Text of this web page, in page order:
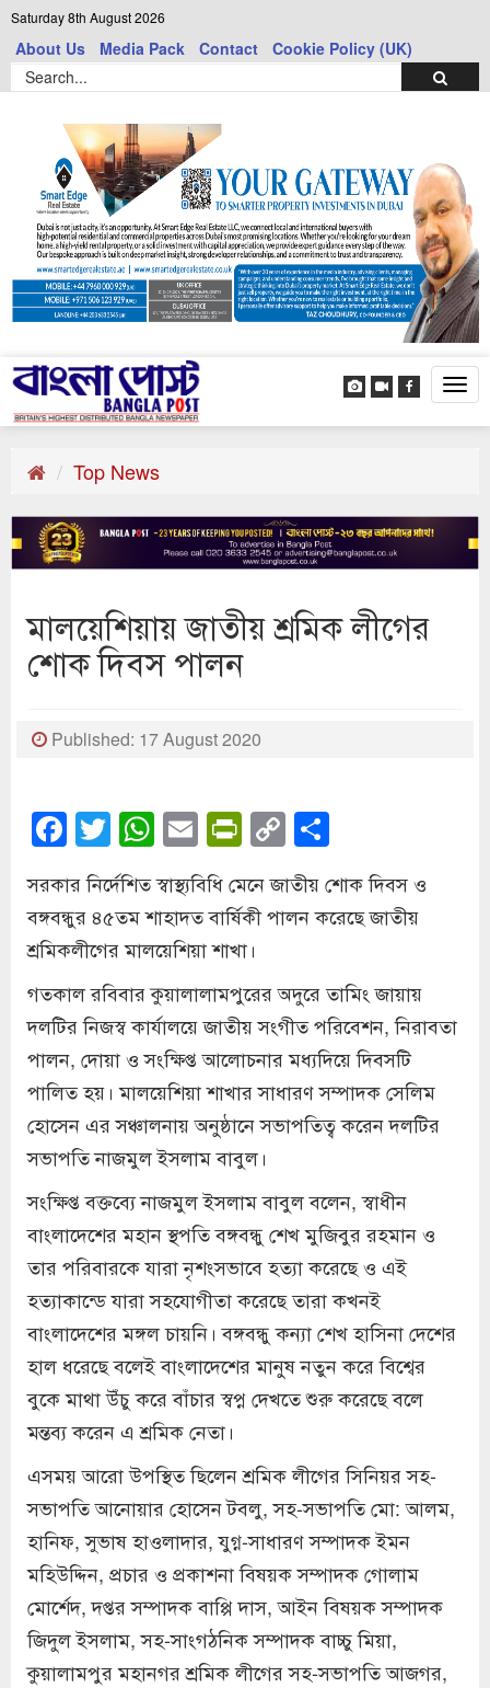
Saturday 8th August 2026
About Us Media Pack Contact Cookie Policy (UK)
Top News
মালয়েশিয়ায় জাতীয় শ্রমিক লীগের
শোক দিবস পালন
Published: 17 August 2020
Facebook
Twitter
WhatsApp
EmailPrintFriendly
Copy
Link
সরকার নির্দেশিত স্বাস্থ্যবিধি মেনে জাতীয় শোক দিবস ও
বঙ্গবন্ধুর ৪৫তম শাহাদত বার্ষিকী পালন করেছে জাতীয়
শ্রমিকলীগের মালয়েশিয়া শাখা।
গতকাল রবিবার কুয়ালালামপুরের অদুরে তামিং জায়ায়
দলটির নিজস্ব কার্যালয়ে জাতীয় সংগীত পরিবেশন, নিরাবতা
পালন, দোয়া ও সংক্ষিপ্ত আলোচনার মধ্যদিয়ে দিবসটি
পালিত হয়। মালয়েশিয়া শাখার সাধারণ সম্পাদক সেলিম
হোসেন এর সঞ্চালনায় অনুষ্ঠানে সভাপতিত্ব করেন দলটির
সভাপতি নাজমুল ইসলাম বাবুল।
সংক্ষিপ্ত বক্তব্যে নাজমুল ইসলাম বাবুল বলেন, স্বাধীন
বাংলাদেশের মহান স্থপতি বঙ্গবন্ধু শেখ মুজিবুর রহমান ও
তার পরিবারকে যারা নৃশংসভাবে হত্যা করেছে ও এই
হত্যাকান্ডে যারা সহযোগীতা করেছে তারা কখনই
বাংলাদেশের মঙ্গল চায়নি। বঙ্গবন্ধু কন্যা শেখ হাসিনা দেশের
হাল ধরেছে বলেই বাংলাদেশের মানুষ নতুন করে বিশ্বের
বুকে মাথা উঁচু করে বাঁচার স্বপ্ন দেখতে শুরু করেছে বলে
মন্তব্য করেন এ শ্রমিক নেতা।
এসময় আরো উপস্থিত ছিলেন শ্রমিক লীগের সিনিয়র সহ-
সভাপতি আনোয়ার হোসেন টবলু, সহ-সভাপতি মো: আলম,
হানিফ, সুভাষ হাওলাদার, যুগ্ন-সাধারণ সম্পাদক ইমন
মহিউদ্দিন, প্রচার ও প্রকাশনা বিষয়ক সম্পাদক গোলাম
মোর্শেদ, দপ্তর সম্পাদক বাপ্পি দাস, আইন বিষয়ক সম্পাদক
জিদুল ইসলাম, সহ-সাংগঠনিক সম্পাদক বাচ্চু মিয়া,
কুয়ালামপুর মহানগর শ্রমিক লীগের সহ-সভাপতি আজগর,